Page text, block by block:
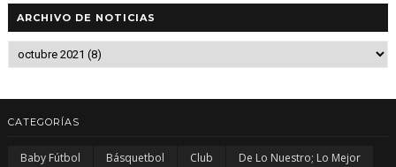
ARCHIVO DE NOTICIAS
CATEGORÍAS
Baby Fútbol Básquetbol Club
De Lo Nuestro; Lo Mejor